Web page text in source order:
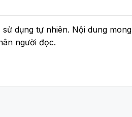
dụng tự nhiên. Nội dung mong
người đọc.